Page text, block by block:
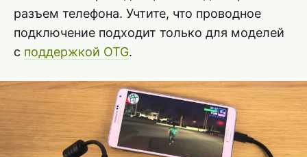
разъем телефона. Учтите, что проводное
подключение подходит только для моделей
с поддержкой OTG.